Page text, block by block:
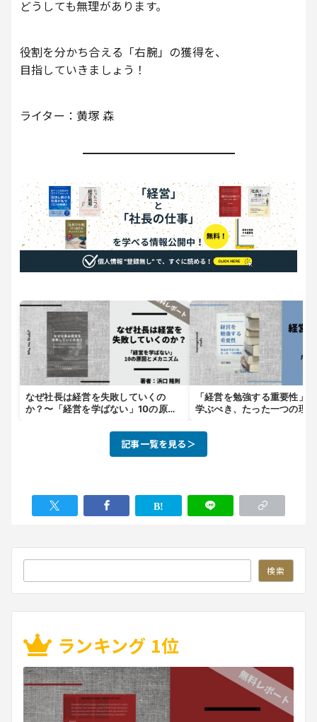
どうしても無理があります。
役割を分かち合える「右腕」の獲得を、
目指していきましょう！
ライター：黄塚 森
なぜ社長は経営を失敗していくの
か？〜「経営を学ばない」10の原因
「経営を勉強する重要性」
学ぶべき、たった一つの理
記事一覧を見る＞
検索
ランキング 1位